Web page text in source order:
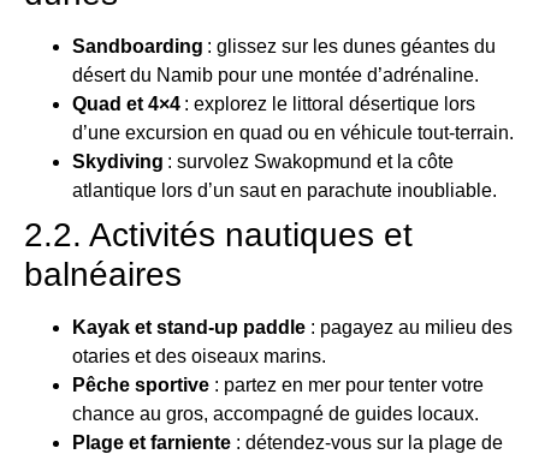
Sandboarding : glissez sur les dunes géantes du
désert du Namib pour une montée d’adrénaline.
Quad et 4×4 : explorez le littoral désertique lors
d’une excursion en quad ou en véhicule tout-terrain.
Skydiving : survolez Swakopmund et la côte
atlantique lors d’un saut en parachute inoubliable.
2.2. Activités nautiques et
balnéaires
Kayak et stand-up paddle : pagayez au milieu des
otaries et des oiseaux marins.
Pêche sportive : partez en mer pour tenter votre
chance au gros, accompagné de guides locaux.
Plage et farniente : détendez-vous sur la plage de